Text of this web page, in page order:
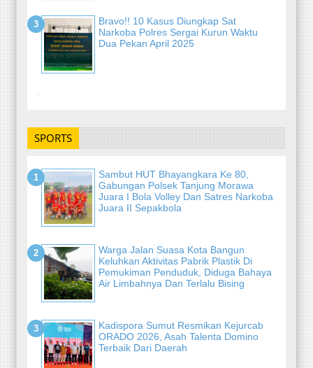
Bravo!! 10 Kasus Diungkap Sat
Narkoba Polres Sergai Kurun Waktu
Dua Pekan April 2025
-
SPORTS
Sambut HUT Bhayangkara Ke 80,
Gabungan Polsek Tanjung Morawa
Juara I Bola Volley Dan Satres Narkoba
Juara II Sepakbola
Warga Jalan Suasa Kota Bangun
Keluhkan Aktivitas Pabrik Plastik Di
Pemukiman Penduduk, Diduga Bahaya
Air Limbahnya Dan Terlalu Bising
Kadispora Sumut Resmikan Kejurcab
ORADO 2026, Asah Talenta Domino
Terbaik Dari Daerah